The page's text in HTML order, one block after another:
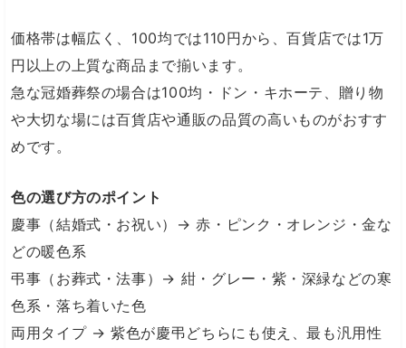
価格帯は幅広く、100均では110円から、百貨店では1万
円以上の上質な商品まで揃います。
急な冠婚葬祭の場合は100均・ドン・キホーテ、贈り物
や大切な場には百貨店や通販の品質の高いものがおすす
めです。
色の選び方のポイント
慶事（結婚式・お祝い）→ 赤・ピンク・オレンジ・金な
どの暖色系
弔事（お葬式・法事）→ 紺・グレー・紫・深緑などの寒
色系・落ち着いた色
両用タイプ → 紫色が慶弔どちらにも使え、最も汎用性